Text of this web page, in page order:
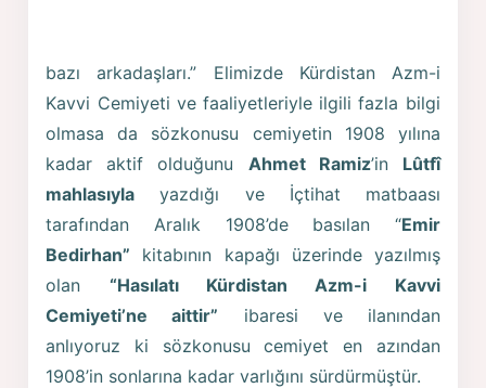
bazı arkadaşları.” Elimizde Kürdistan Azm-i
Kavvi Cemiyeti ve faaliyetleriyle ilgili fazla bilgi
olmasa da sözkonusu cemiyetin 1908 yılına
kadar aktif olduğunu Ahmet Ramiz’in Lûtfî
mahlasıyla yazdığı ve İçtihat matbaası
tarafından Aralık 1908’de basılan “Emir
Bedirhan” kitabının kapağı üzerinde yazılmış
olan “Hasılatı Kürdistan Azm-i Kavvi
Cemiyeti’ne aittir” ibaresi ve ilanından
anlıyoruz ki sözkonusu cemiyet en azından
1908’in sonlarına kadar varlığını sürdürmüştür.